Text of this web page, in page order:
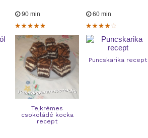
90 min
Tejkrémes
csokoládé kocka
recept
60 min
Puncskarika recept